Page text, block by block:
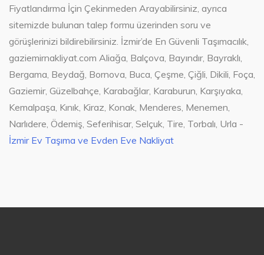
Fiyatlandırma İçin Çekinmeden Arayabilirsiniz, ayrıca
sitemizde bulunan talep formu üzerinden soru ve
görüşlerinizi bildirebilirsiniz. İzmir’de En Güvenli Taşımacılık,
gaziemirnakliyat.com Aliağa, Balçova, Bayındır, Bayraklı,
Bergama, Beydağ, Bornova, Buca, Çeşme, Çiğli, Dikili, Foça,
Gaziemir, Güzelbahçe, Karabağlar, Karaburun, Karşıyaka,
Kemalpaşa, Kınık, Kiraz, Konak, Menderes, Menemen,
Narlıdere, Ödemiş, Seferihisar, Selçuk, Tire, Torbalı, Urla -
İzmir Ev Taşıma ve Evden Eve Nakliyat